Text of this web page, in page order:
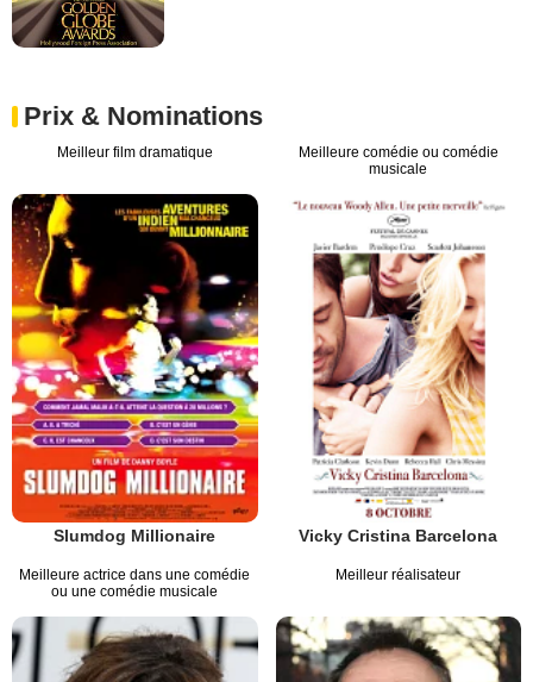
Prix & Nominations
Meilleur film dramatique
Slumdog Millionaire
Meilleure comédie ou comédie
musicale
Vicky Cristina Barcelona
Meilleure actrice dans une comédie
ou une comédie musicale
Meilleur réalisateur